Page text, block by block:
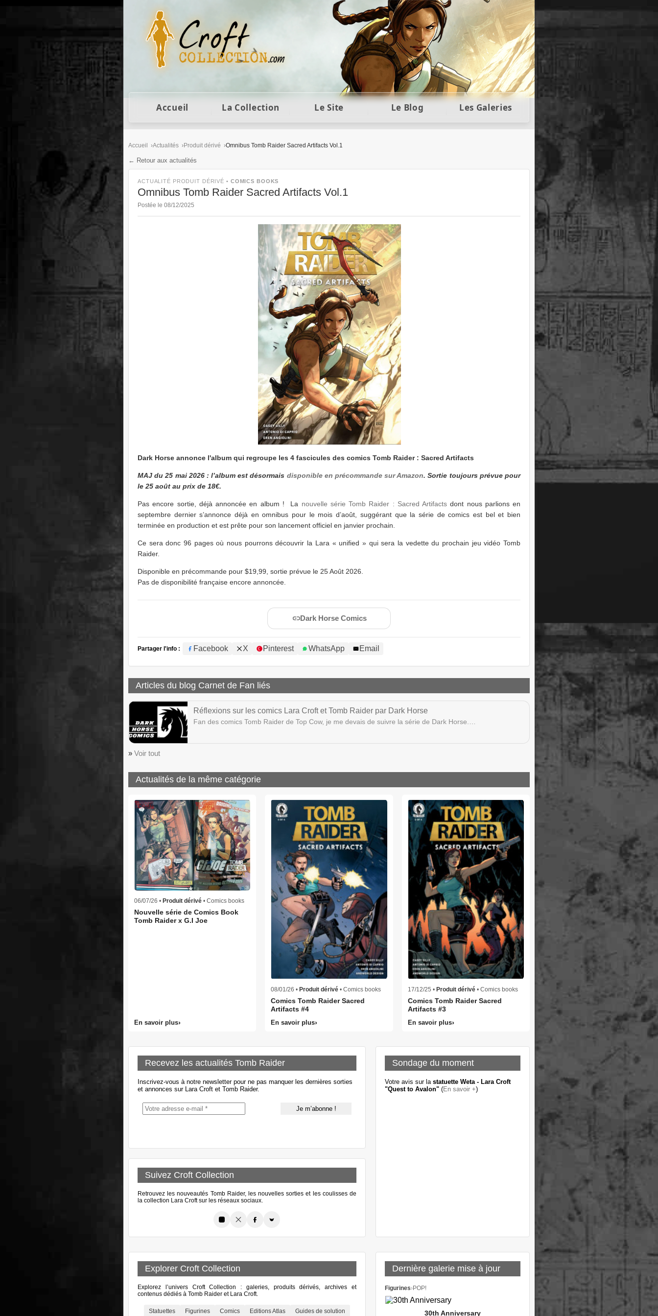
Figurines Lara Croft et collection Tomb Raider : statues, objets et collectors
Accueil La Collection Le Site Le Blog Les Galeries
Accueil Actualités Produit dérivé Omnibus Tomb Raider Sacred Artifacts Vol.1
← Retour aux actualités
ACTUALITÉ PRODUIT DÉRIVÉ • COMICS BOOKS
Omnibus Tomb Raider Sacred Artifacts Vol.1
Postée le 08/12/2025
Dark Horse annonce l'album qui regroupe les 4 fascicules des comics Tomb Raider : Sacred Artifacts
MAJ du 25 mai 2026 : l’album est désormais disponible en précommande sur Amazon. Sortie toujours prévue pour
le 25 août au prix de 18€.
Pas encore sortie, déjà annoncée en album ! La nouvelle série Tomb Raider : Sacred Artifacts dont nous parlions en
septembre dernier s’annonce déjà en omnibus pour le mois d’août, suggérant que la série de comics est bel et bien
terminée en production et est prête pour son lancement officiel en janvier prochain.
Ce sera donc 96 pages où nous pourrons découvrir la Lara « unified » qui sera la vedette du prochain jeu vidéo Tomb
Raider.
Disponible en précommande pour $19,99, sortie prévue le 25 Août 2026.
Pas de disponibilité française encore annoncée.
Dark Horse Comics
Partager l'info : Facebook X Pinterest WhatsApp Email
Articles du blog Carnet de Fan liés
Réflexions sur les comics Lara Croft et Tomb Raider par Dark Horse
Fan des comics Tomb Raider de Top Cow, je me devais de suivre la série de Dark Horse.…
» Voir tout
Actualités de la même catégorie
06/07/26 • Produit dérivé • Comics books
Nouvelle série de Comics Book
Tomb Raider x G.I Joe
En savoir plus
08/01/26 • Produit dérivé • Comics books
Comics Tomb Raider Sacred
Artifacts #4
En savoir plus
17/12/25 • Produit dérivé• Comics books
Comics Tomb Raider Sacred
Artifacts #3
En savoir plus
Recevez les actualités Tomb Raider
Inscrivez-vous à notre newsletter pour ne pas manquer les dernières sorties
et annonces sur Lara Croft et Tomb Raider.
Suivez Croft Collection
Retrouvez les nouveautés Tomb Raider, les nouvelles sorties et les coulisses de
la collection Lara Croft sur les réseaux sociaux.
Sondage du moment
Votre avis sur la statuette Weta - Lara Croft
"Quest to Avalon" (En savoir +)
Explorer Croft Collection
Explorez l’univers Croft Collection : galeries, produits dérivés, archives et
contenus dédiés à Tomb Raider et Lara Croft.
Statuettes Figurines Comics Editions Atlas Guides de solution
Dernière galerie mise à jour
Figurines›POP!
30th Anniversary